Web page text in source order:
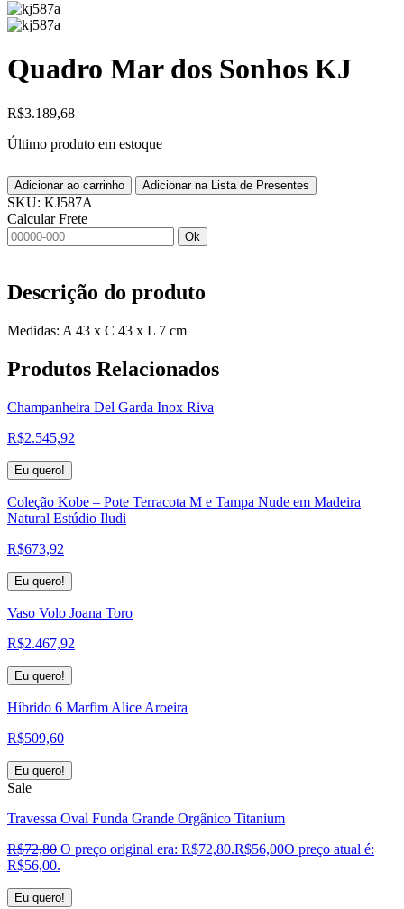
Quadro Mar dos Sonhos KJ
R$3.189,68
Último produto em estoque
Adicionar ao carrinho Adicionar na Lista de Presentes
SKU: KJ587A
Calcular Frete
Ok
Descrição do produto
Medidas: A 43 x C 43 x L 7 cm
Produtos Relacionados
Champanheira Del Garda Inox Riva
R$2.545,92
Eu quero!
Coleção Kobe – Pote Terracota M e Tampa Nude em Madeira
Natural Estúdio Iludi
R$673,92
Eu quero!
Vaso Volo Joana Toro
R$2.467,92
Eu quero!
Híbrido 6 Marfim Alice Aroeira
R$509,60
Eu quero!
Sale
Travessa Oval Funda Grande Orgânico Titanium
R$72,80 O preço original era: R$72,80.R$56,00O preço atual é:
R$56,00.
Eu quero!